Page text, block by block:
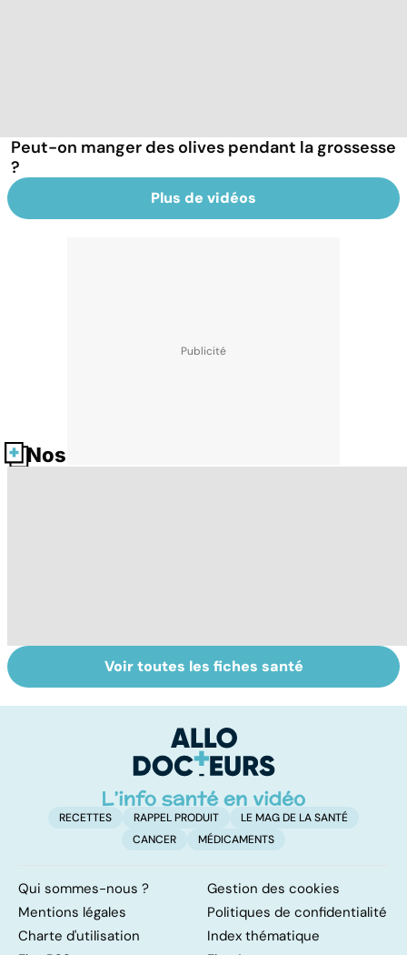
Peut-on manger des olives pendant la grossesse
?
Plus de vidéos
Nos fiches santé
Pré-éclampsie :
attention,
Grossesse : gare
au diabète
Voir toutes les fiches santé
RECETTES RAPPEL PRODUIT
LE MAG DE LA SANTÉ
CANCER
MÉDICAMENTS
Qui sommes-nous ?
Gestion des cookies
Mentions légales
Politiques de confidentialité
Charte d'utilisation
Index thématique